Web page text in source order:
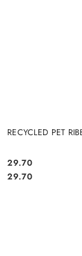
RECYCLED PET
Cena:
29.70
Cena:
29.70